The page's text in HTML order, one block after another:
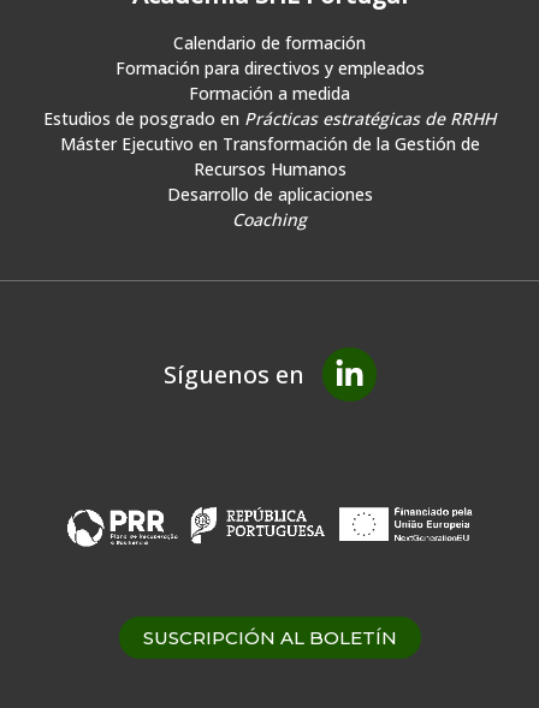
Calendario de formación
Formación para directivos y empleados
Formación a medida
Estudios de posgrado en Prácticas estratégicas de RRHH
Máster Ejecutivo en Transformación de la Gestión de
Recursos Humanos
Desarrollo de aplicaciones
Coaching
Síguenos en
SUSCRIPCIÓN AL BOLETÍN